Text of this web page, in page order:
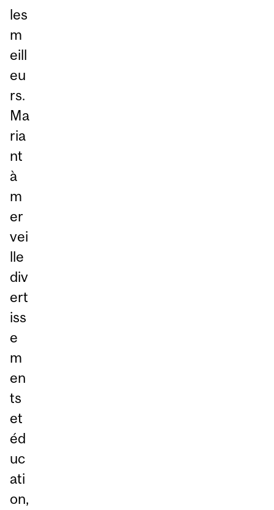
les
m
eill
eu
rs.
Ma
ria
nt
à
m
er
vei
lle
div
ert
iss
e
m
en
ts
et
éd
uc
ati
on,